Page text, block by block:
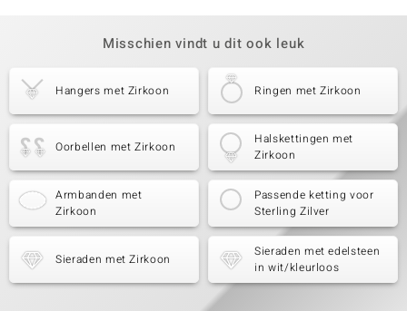
Misschien vindt u dit ook leuk
Hangers met Zirkoon Ringen met Zirkoon
Oorbellen met Zirkoon
Halskettingen met
Zirkoon
Armbanden met
Zirkoon
Passende ketting voor
Sterling Zilver
Sieraden met Zirkoon
Sieraden met edelsteen
in wit/kleurloos